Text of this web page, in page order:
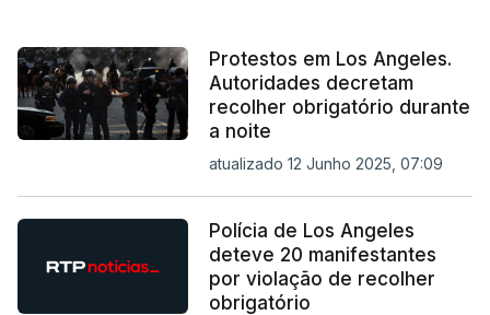
Protestos em Los Angeles.
Autoridades decretam
recolher obrigatório durante
a noite
atualizado 12 Junho 2025, 07:09
Polícia de Los Angeles
deteve 20 manifestantes
por violação de recolher
obrigatório